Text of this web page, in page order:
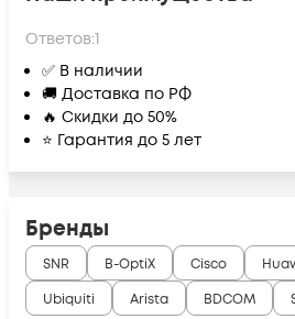
Ответов:1
✅ В наличии
🚚 Доставка по РФ
🔥 Скидки до 50%
⭐ Гарантия до 5 лет
Бренды
SNR B-OptiX Cisco
Ubiquiti
Arista BDCOM